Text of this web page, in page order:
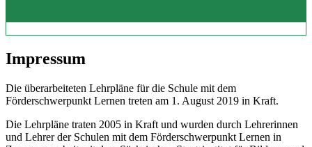
Impressum
Die überarbeiteten Lehrpläne für die Schule mit dem
Förderschwerpunkt Lernen treten am 1. August 2019 in Kraft.
Die Lehrpläne traten 2005 in Kraft und wurden durch Lehrerinnen
und Lehrer der Schulen mit dem Förderschwerpunkt Lernen in